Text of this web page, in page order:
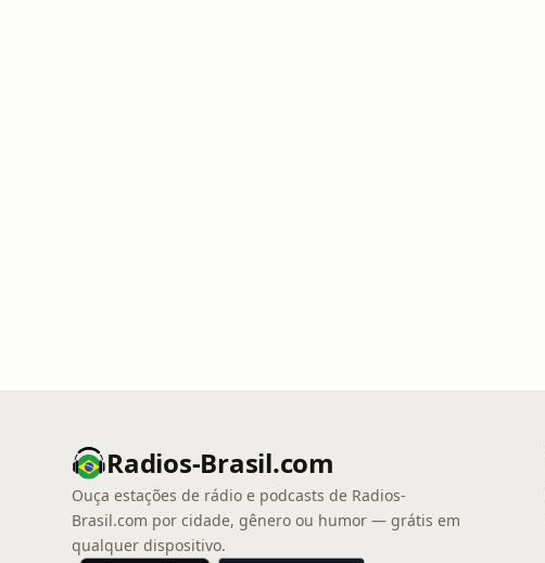
Radios-Brasil.com
Ouça estações de rádio e podcasts de Radios-
Brasil.com por cidade, gênero ou humor — grátis em
qualquer dispositivo.